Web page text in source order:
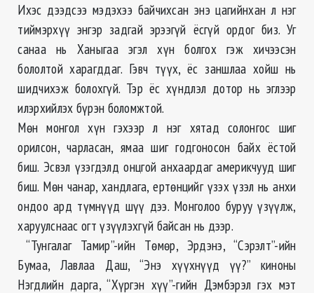
Ихэс дээдсээ мэдэхээ байчихсан энэ цагийнхан л нэг
тиймэрхүү энгэр задгай эрээгүй ёсгүй ордог биз. Уг
санаа нь Ханыгаа эгэл хүн болгох гэж хичээсэн
бололтой харагддаг. Гэвч түүх, ёс заншлаа хойш нь
шидчихэж болохгүй. Тэр ёс хүндлэл дотор нь эглээр
илэрхийлэх бүрэн боломжтой.
Мөн монгол хүн гэхээр л нэг хятад солонгос шиг
орилсон, чарласан, ямаа шиг годгоносон байх ёстой
биш. Эсвэл үзэгдэлд онцгой анхаардаг америкчууд шиг
биш. Мөн чанар, хандлага, ертөнцийг үзэх үзэл нь анхи
ондоо ард түмнүүд шүү дээ. Монголоо буруу үзүүлж,
харуулснаас огт үзүүлэхгүй байсан нь дээр.
“Тунгалаг Тамир”-ийн Төмөр, Эрдэнэ, “Сэрэлт”-ийн
Бумаа, Лавлаа Даш, “Энэ хүүхнүүд үү?” киноны
Нэгдлийн дарга, “Хүргэн хүү”-гийн Дэмбэрэл гэх мэт